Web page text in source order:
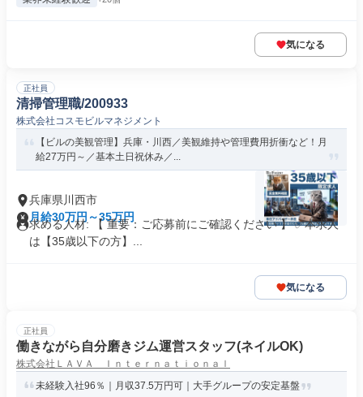
気になる
正社員
清掃管理職/200933
株式会社コスモビルマネジメント
【ビルの美観管理】兵庫・川西／美観維持や管理費用折衝など！月
給27万円～／基本土日祝休み／...
兵庫県川西市
月給30万円～35万円
求める人材: 【 重要：ご応募前にご確認ください 】 ✅本求人
は【35歳以下の方】...
気になる
正社員
働きながら自分磨きジム運営スタッフ(ネイルOK)
株式会社ＬＡＶＡ Ｉｎｔｅｒｎａｔｉｏｎａｌ
未経験入社96％｜月収37.5万円可｜大手グループの安定基盤